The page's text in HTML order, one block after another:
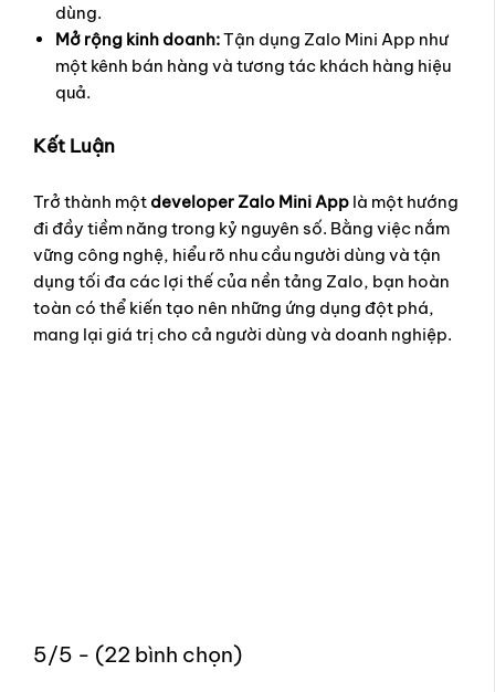
dùng.
Mở rộng kinh doanh:Tận dụng Zalo Mini App như
một kênh bán hàng và tương tác khách hàng hiệu
quả.
Kết Luận
Trở thành một developer Zalo Mini App là một hướng
đi đầy tiềm năng trong kỷ nguyên số. Bằng việc nắm
vững công nghệ, hiểu rõ nhu cầu người dùng và tận
dụng tối đa các lợi thế của nền tảng Zalo, bạn hoàn
toàn có thể kiến tạo nên những ứng dụng đột phá,
mang lại giá trị cho cả người dùng và doanh nghiệp.
5/5 - (22 bình chọn)